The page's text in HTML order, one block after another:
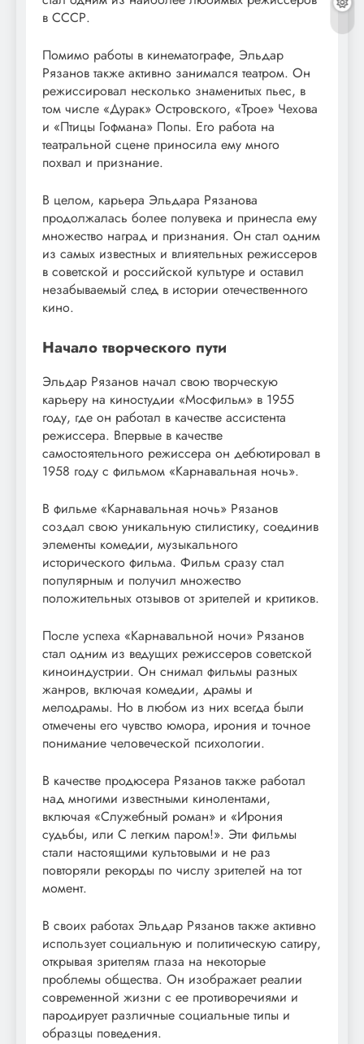
в СССР.
Помимо работы в кинематографе, Эльдар
Рязанов также активно занимался театром. Он
режиссировал несколько знаменитых пьес, в
том числе «Дурак» Островского, «Трое» Чехова
и «Птицы Гофмана» Попы. Его работа на
театральной сцене приносила ему много
похвал и признание.
В целом, карьера Эльдара Рязанова
продолжалась более полувека и принесла ему
множество наград и признания. Он стал одним
из самых известных и влиятельных режиссеров
в советской и российской культуре и оставил
незабываемый след в истории отечественного
кино.
Начало творческого пути
Эльдар Рязанов начал свою творческую
карьеру на киностудии «Мосфильм» в 1955
году, где он работал в качестве ассистента
режиссера. Впервые в качестве
самостоятельного режиссера он дебютировал в
1958 году с фильмом «Карнавальная ночь».
В фильме «Карнавальная ночь» Рязанов
создал свою уникальную стилистику, соединив
элементы комедии, музыкального
исторического фильма. Фильм сразу стал
популярным и получил множество
положительных отзывов от зрителей и критиков.
После успеха «Карнавальной ночи» Рязанов
стал одним из ведущих режиссеров советской
киноиндустрии. Он снимал фильмы разных
жанров, включая комедии, драмы и
мелодрамы. Но в любом из них всегда были
отмечены его чувство юмора, ирония и точное
понимание человеческой психологии.
В качестве продюсера Рязанов также работал
над многими известными кинолентами,
включая «Служебный роман» и «Ирония
судьбы, или С легким паром!». Эти фильмы
стали настоящими культовыми и не раз
повторяли рекорды по числу зрителей на тот
момент.
В своих работах Эльдар Рязанов также активно
использует социальную и политическую сатиру,
открывая зрителям глаза на некоторые
проблемы общества. Он изображает реалии
современной жизни с ее противоречиями и
пародирует различные социальные типы и
образцы поведения.